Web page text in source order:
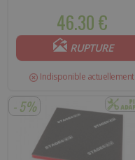
46.30 €
RUPTURE
Indisponible actuellement
- 5%